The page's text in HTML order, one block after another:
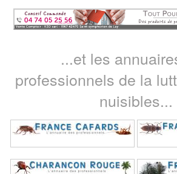
...et les
professionnels de la
nuisibles...